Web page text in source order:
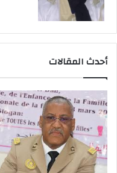
أحدث المقالات